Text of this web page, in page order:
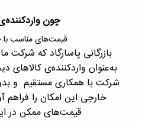
چون
قیمت‌های مناسب
بازرگانی پاسارگاد که شرکت
به‌عنوان واردکننده‌ی کالاهای
شرکت با همکاری مستقیم و
خارجی این امکان را فراهم
قیمت‌های ممکن در